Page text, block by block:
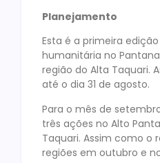
Planejamento
Esta é a primeira
humanitária no
região do Alta Taquari.
até o dia 31 de agosto.
Para o mês de
três ações no Alto
Taquari. Assim como o
regiões em outubro e